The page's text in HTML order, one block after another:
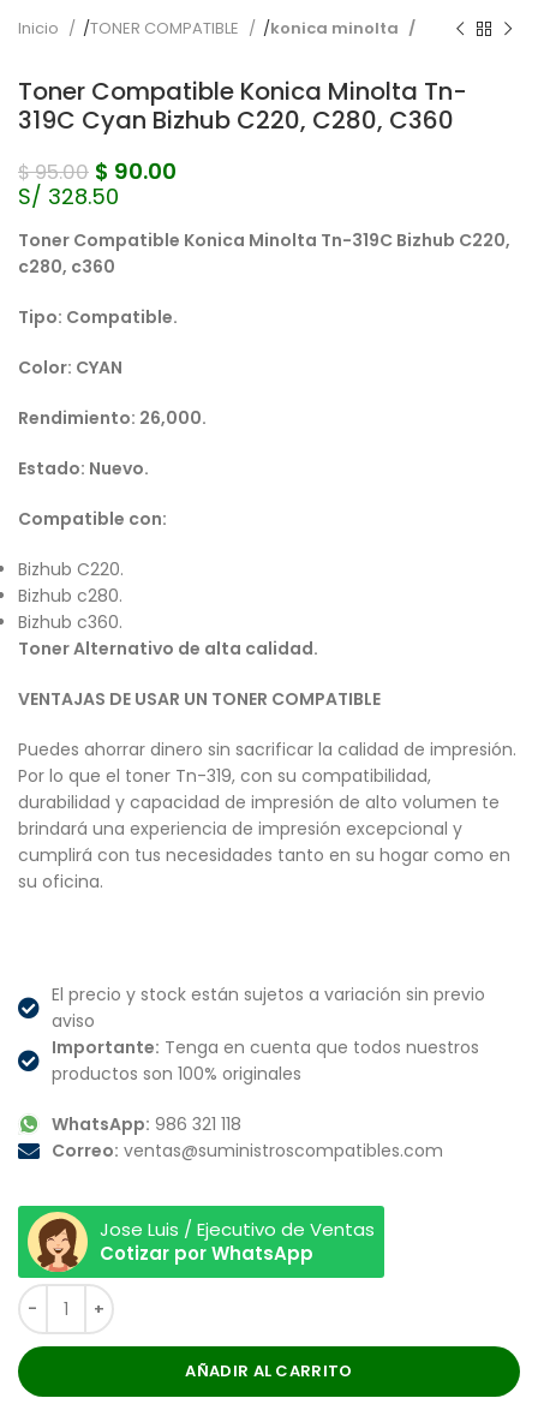
Inicio TONER COMPATIBLE konica minolta
Toner Compatible Konica Minolta Tn-
319C Cyan Bizhub C220, C280, C360
$95.00 $ 90.00
S/ 328.50
Toner Compatible Konica Minolta Tn-319C Bizhub C220,
c280, c360
Tipo: Compatible.
Color: CYAN
Rendimiento: 26,000.
Estado: Nuevo.
Compatible con:
Bizhub C220.
Bizhub c280.
Bizhub c360.
Toner Alternativo de alta calidad.
VENTAJAS DE USAR UN TONER COMPATIBLE
Puedes ahorrar dinero sin sacrificar la calidad de impresión.
Por lo que el toner Tn-319, con su compatibilidad,
durabilidad y capacidad de impresión de alto volumen te
brindará una experiencia de impresión excepcional y
cumplirá con tus necesidades tanto en su hogar como en
su oficina.
El precio y stock están sujetos a variación sin previo
aviso
Importante: Tenga en cuenta que todos nuestros
productos son 100% originales
WhatsApp: 986 321 118
Correo: ventas@suministroscompatibles.com
Jose Luis / Ejecutivo de Ventas
Cotizar por WhatsApp
AÑADIR AL CARRITO